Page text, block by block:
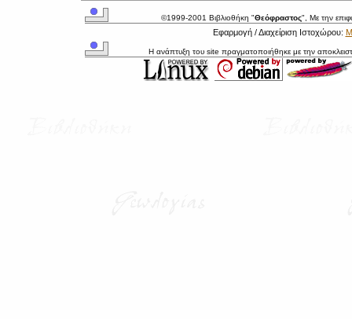
©1999-2001 Βιβλιοθήκη "Θεόφραστος", Με την
Εφαρμογή / Διαχείριση Ιστοχώρου:
Η ανάπτυξη του site πραγματοποιήθηκε με την